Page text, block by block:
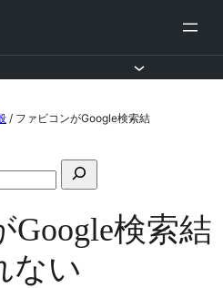
/ ファビコンがGoogle検索結
フ
ー
ラ
の
検索結
ない